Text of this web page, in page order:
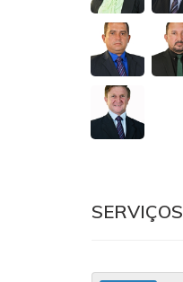
SERVIÇOS